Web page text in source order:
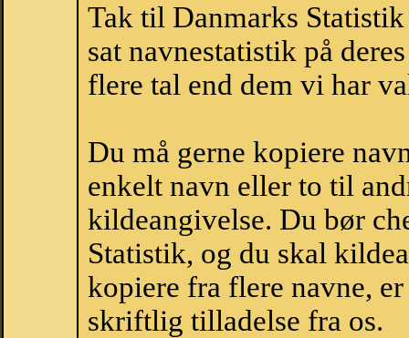
Tak til Danmarks
sat navnestatistik på
flere tal end dem vi har
Du må gerne kopiere
enkelt navn eller to til
kildeangivelse. Du bør
Statistik, og du skal
kopiere fra flere navne,
skriftlig tilladelse fra os.